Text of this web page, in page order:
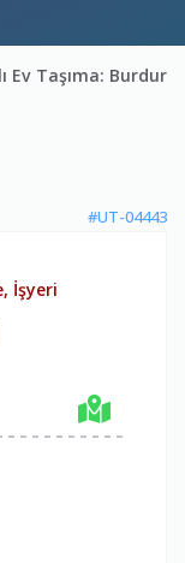
Ev Taşıma:
#UT-04443
İşyeri